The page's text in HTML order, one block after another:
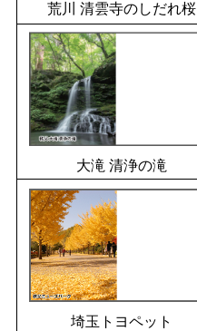
荒川 清雲寺のしだれ桜
大滝 清浄の滝
埼玉トヨペット